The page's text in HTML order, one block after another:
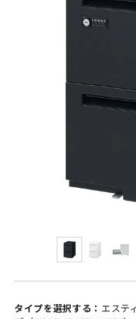
タイプを選択する： エステ